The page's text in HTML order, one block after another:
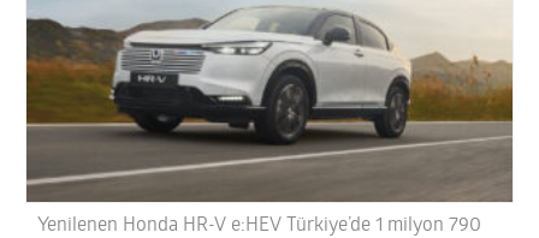
Yenilenen Honda HR-V e:HEV Türkiye’de 1 milyon 790